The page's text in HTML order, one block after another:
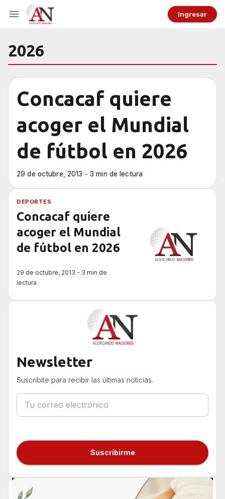
Ingresar
2026
Concacaf quiere
acoger el Mundial
de fútbol en 2026
29 de octubre, 2013 - 3 min de lectura
DEPORTES
Concacaf quiere
acoger el Mundial
de fútbol en 2026
29 de octubre, 2013 - 3 min de
lectura
Newsletter
Suscribite para recibir las últimas noticias.
Suscribirme